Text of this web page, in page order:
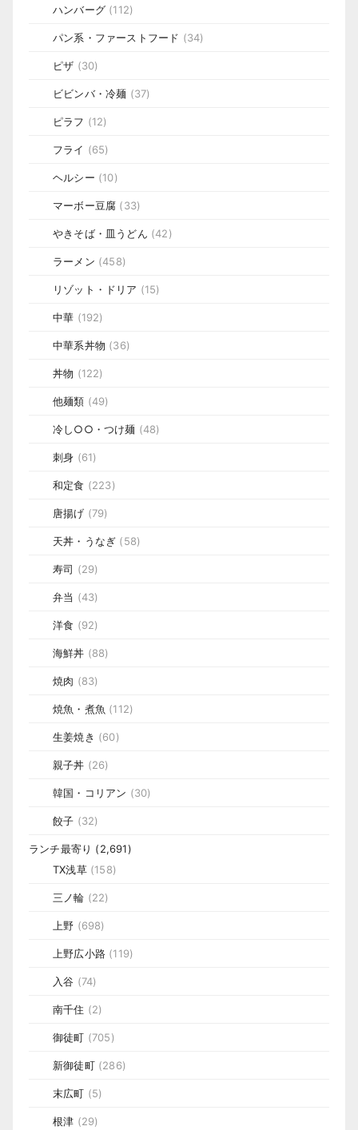
ハンバーグ (112)
パン系・ファーストフード (34)
ピザ (30)
ビビンバ・冷麺 (37)
ピラフ (12)
フライ (65)
ヘルシー (10)
マーボー豆腐 (33)
やきそば・皿うどん (42)
ラーメン (458)
リゾット・ドリア (15)
中華 (192)
中華系丼物 (36)
丼物 (122)
他麺類 (49)
冷し○○・つけ麺 (48)
刺身 (61)
和定食 (223)
唐揚げ (79)
天丼・うなぎ (58)
寿司 (29)
弁当 (43)
洋食 (92)
海鮮丼 (88)
焼肉 (83)
焼魚・煮魚 (112)
生姜焼き (60)
親子丼 (26)
韓国・コリアン (30)
餃子 (32)
ランチ最寄り (2,691)
TX浅草(158)
三ノ輪 (22)
上野 (698)
上野広小路 (119)
入谷 (74)
南千住 (2)
御徒町 (705)
新御徒町(286)
末広町 (5)
根津 (29)